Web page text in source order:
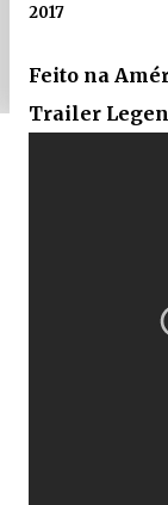
2017
Feito na
Trailer